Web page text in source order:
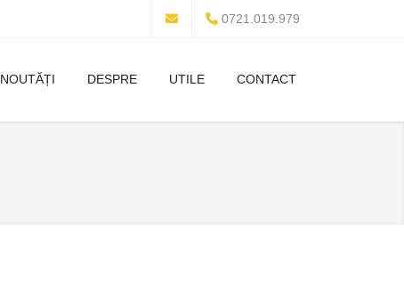
0721.019.979
NOUTĂȚI DESPRE UTILE CONTACT